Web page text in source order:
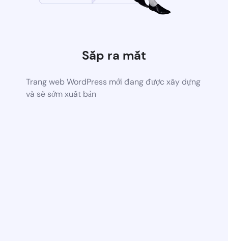
Sắp ra mắt
Trang web WordPress mới đang được xây dựng
và sẽ sớm xuất bản